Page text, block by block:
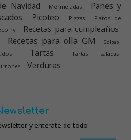
Navidad Mermeladas
Panes y
Picoteo Pizzas
Platos de
Recetas para cumpleaños
Recetas para olla GM
Salsas
Tartas Tartas saladas
Verduras
y enterate de todo